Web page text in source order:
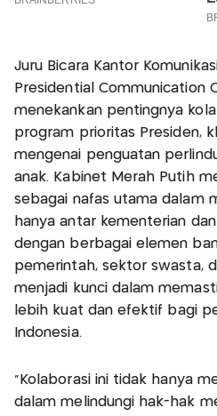
Juru Bicara Kantor
Presidential Communication
menekankan pentingnya
program prioritas Presiden,
mengenai penguatan
anak. Kabinet Merah Putih
sebagai nafas utama dalam
hanya antar kementerian
dengan berbagai elemen
pemerintah, sektor swasta,
menjadi kunci dalam
lebih kuat dan efektif bagi
Indonesia.
“Kolaborasi ini tidak hanya
dalam melindungi hak-hak